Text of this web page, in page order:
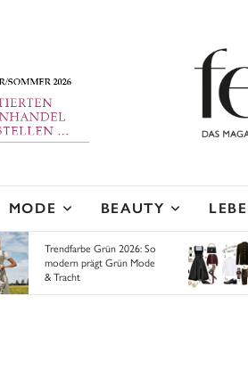
MODE BEAUTY
Trendfarbe Grün 2026: So
modern prägt Grün Mode
& Tracht